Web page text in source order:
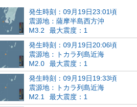
発生時刻：09月19日23:01頃
震源地：薩摩半島西方沖
M3.2
最大震度：1
発生時刻：09月19日20:06頃
震源地：トカラ列島近海
M2.0
最大震度：1
発生時刻：09月19日19:33頃
震源地：トカラ列島近海
M2.1
最大震度：1